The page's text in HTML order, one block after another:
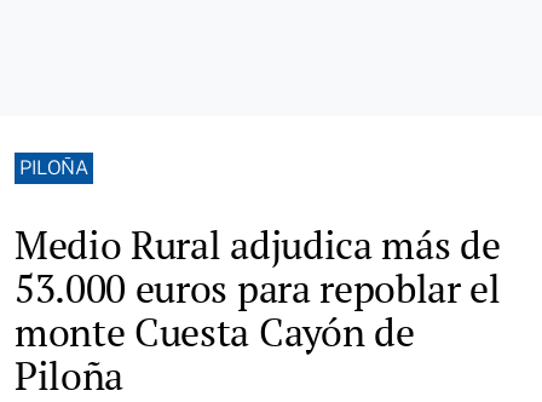
PILOÑA
Medio Rural adjudica más de
53.000 euros para repoblar el
monte Cuesta Cayón de
Piloña